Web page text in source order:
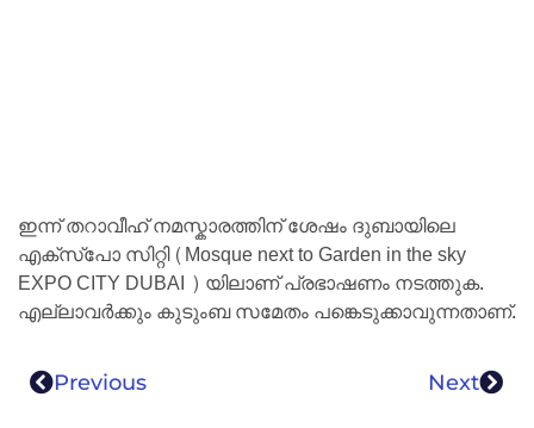
ഇന്ന് തറാവീഹ് നമസ്കാരത്തിന് ശേഷം ദുബായിലെ
എക്‌സ്‌പോ സിറ്റി (Mosque next to Garden in the sky
EXPO CITY DUBAI ) യിലാണ് പ്രഭാഷണം നടത്തുക.
എല്ലാവർക്കും കുടുംബ സമേതം പങ്കെടുക്കാവുന്നതാണ്.
Previous Next